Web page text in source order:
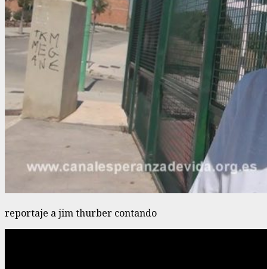
reportaje a jim thurber contando